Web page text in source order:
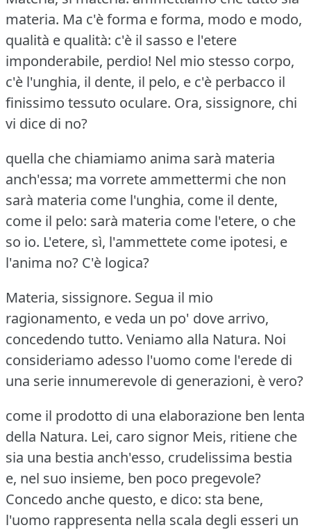
materia. Ma c'è forma e forma, modo e modo,
qualità e qualità: c'è il sasso e l'etere
imponderabile, perdio! Nel mio stesso corpo,
c'è l'unghia, il dente, il pelo, e c'è perbacco il
finissimo tessuto oculare. Ora, sissignore, chi
vi dice di no?
quella che chiamiamo anima sarà materia
anch'essa; ma vorrete ammettermi che non
sarà materia come l'unghia, come il dente,
come il pelo: sarà materia come l'etere, o che
so io. L'etere, sì, l'ammettete come ipotesi, e
l'anima no? C'è logica?
Materia, sissignore. Segua il mio
ragionamento, e veda un po' dove arrivo,
concedendo tutto. Veniamo alla Natura. Noi
consideriamo adesso l'uomo come l'erede di
una serie innumerevole di generazioni, è vero?
come il prodotto di una elaborazione ben lenta
della Natura. Lei, caro signor Meis, ritiene che
sia una bestia anch'esso, crudelissima bestia
e, nel suo insieme, ben poco pregevole?
Concedo anche questo, e dico: sta bene,
l'uomo rappresenta nella scala degli esseri un